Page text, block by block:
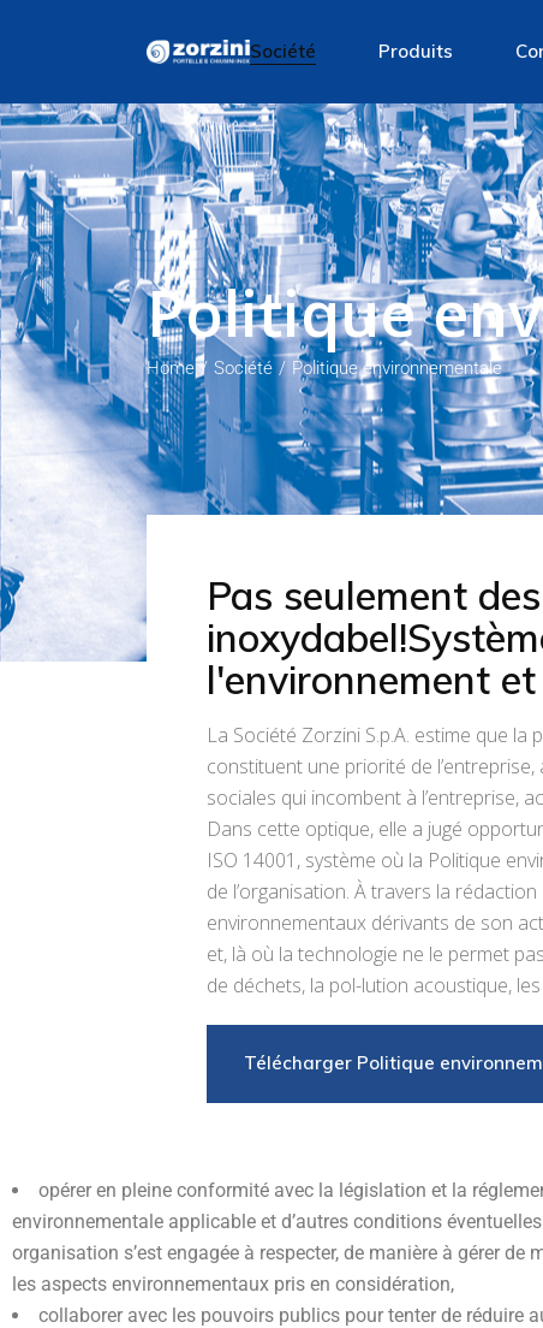
Société
Société
Matiére première
Production
Politique environnementale
Produits
Portes Ovales
Portes Rondes
Portes
Trappe ronde
Trappe ronde en
Trappes ronde à
Trappe pour fibre de
Degustateur
Soupapes
Grilles
Volants
Joints
Politique
Home Société Politique environnementale
Pas seulement
l'environnement
La Société Zorzini S.p.A. estime que
constituent une priorité de
sociales qui incombent à l’entreprise,
Dans cette optique, elle a jugé
ISO 14001, système où la Politique
de l’organisation. À travers la
environnementaux dérivants de son
et, là où la technologie ne le permet
de déchets, la pol-lution acoustique,
Télécharger Politique
opérer en pleine conformité avec la législation et la
environnementale applicable et d’autres conditions
organisation s’est engagée à respecter, de manière à gérer de
les aspects environnementaux pris en considération,
collaborer avec les pouvoirs publics pour tenter de réduire